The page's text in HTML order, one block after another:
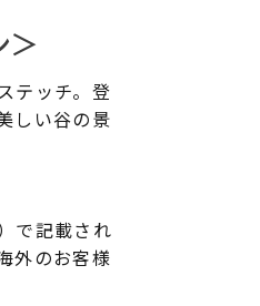
＞
テッチ。登
しい谷の景
で記載され
外のお客様